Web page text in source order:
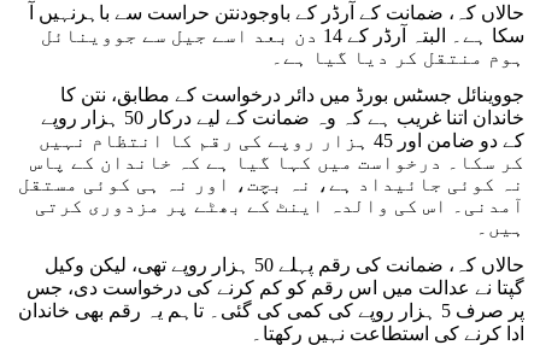
حالاں کہ، ضمانت کے آرڈر کے باوجودنتن حراست سے باہرنہیں آ
سکا ہے۔ البتہ آرڈر کے 14 دن بعد اسے جیل سے جووینائل
ہوم منتقل کر دیا گیا ہے۔
جووینائل جسٹس بورڈ میں دائر درخواست کے مطابق، نتن کا
خاندان اتنا غریب ہے کہ وہ ضمانت کے لیے درکار 50 ہزار روپے
کے دو ضامن اور 45 ہزار روپے کی رقم کا انتظام نہیں
کر سکا۔ درخواست میں کہا گیا ہے کہ خاندان کے پاس
نہ کوئی جائیداد ہے، نہ بچت، اور نہ ہی کوئی مستقل
آمدنی۔ اس کی والدہ اینٹ کے بھٹے پر مزدوری کرتی
ہیں۔
حالاں کہ، ضمانت کی رقم پہلے 50 ہزار روپے تھی، لیکن وکیل
گپتا نے عدالت میں اس رقم کو کم کرنے کی درخواست دی، جس
پر صرف 5 ہزار روپے کی کمی کی گئی۔ تاہم یہ رقم بھی خاندان
ادا کرنے کی استطاعت نہیں رکھتا۔